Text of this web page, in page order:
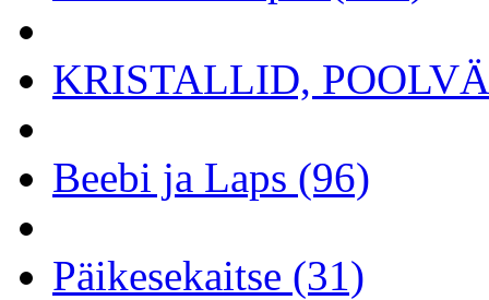
KRISTALLID,
Beebi ja Laps (96)
Päikesekaitse (31)